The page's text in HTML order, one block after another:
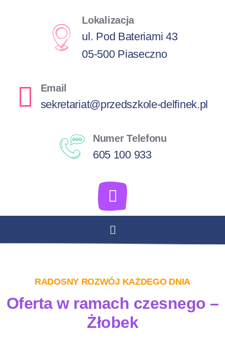
Lokalizacja
ul. Pod Bateriami 43
05-500 Piaseczno
Email
sekretariat@przedszkole-delfinek.pl
Numer Telefonu
605 100 933
RADOSNY ROZWÓJ KAŻDEGO DNIA
Oferta w ramach czesnego –
Żłobek